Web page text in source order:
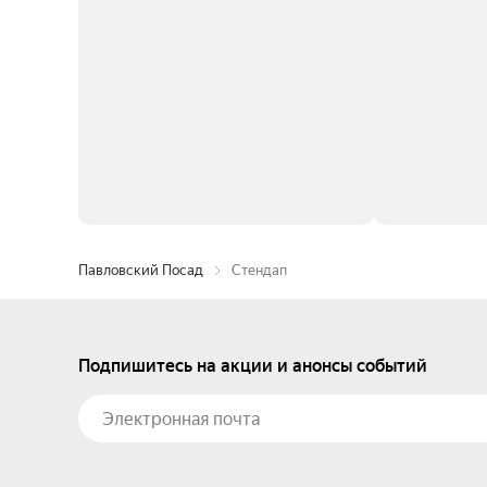
Павловский Посад Стендап
Подпишитесь на акции и анонсы событий